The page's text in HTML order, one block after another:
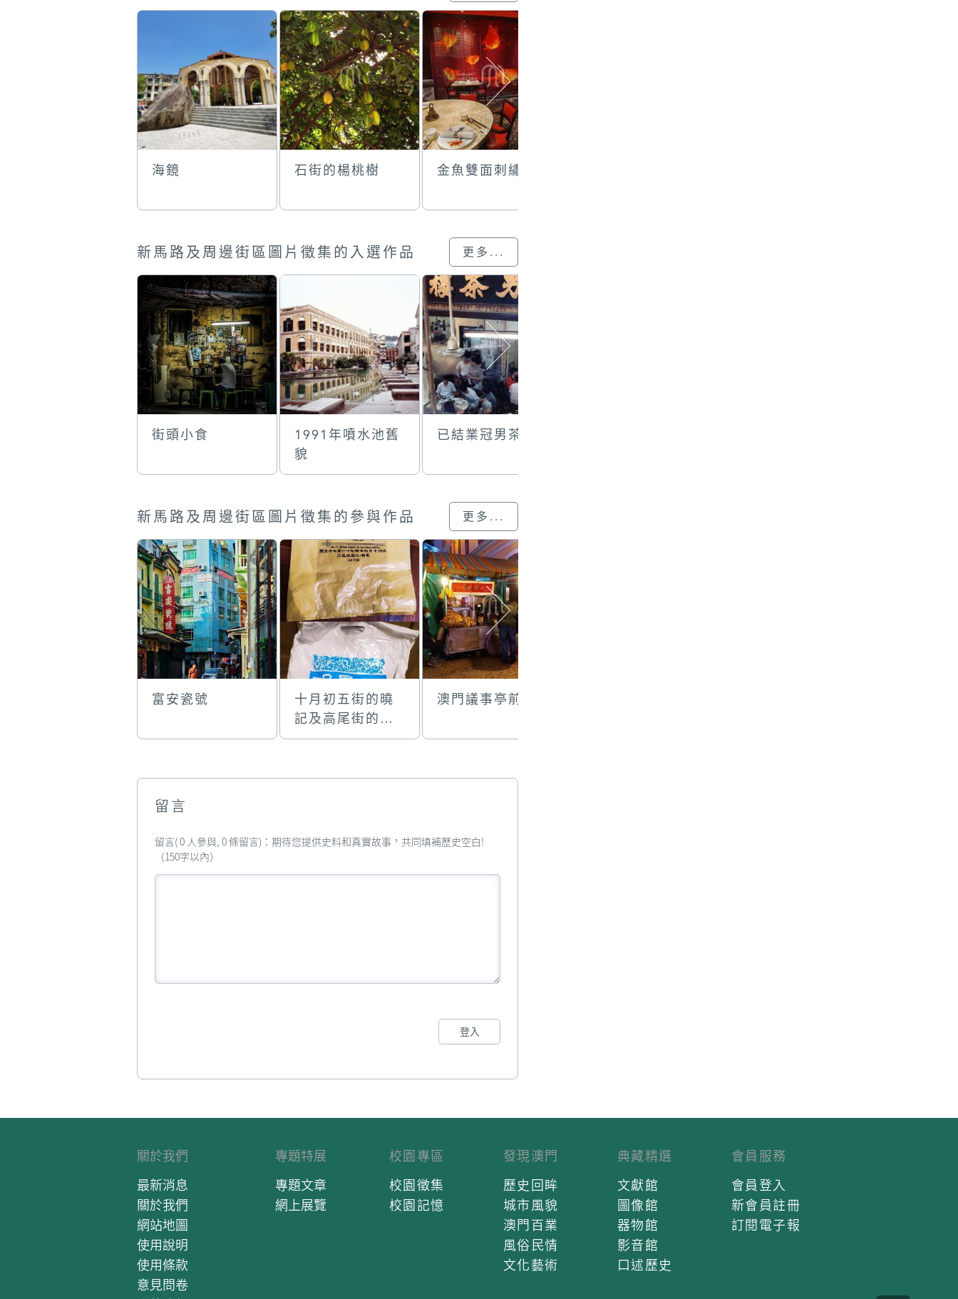
海鏡 石街的楊桃樹 金魚雙面刺繡
新馬路及周邊街區圖片徵集的入選作品 更多...
街頭小食
1991年噴水池舊
貌
已結業冠男茶樓
新馬路及周邊街區圖片徵集的參與作品 更多...
富安瓷號
十月初五街的曉
記及高尾街的明
星
澳門議事亭前地
留言
留言( 0 人參與, 0 條留言)：期待您提供史料和真實故事，共同填補歷史空白!
（150字以內）
登入
關於我們
最新消息
關於我們
網站地圖
使用說明
使用條款
意見問卷
專題特展
專題文章
網上展覽
校園專區
校園徵集
校園記憶
發現澳門
歷史回眸
城市風貌
澳門百業
風俗民情
文化藝術
典藏精選
文獻館
圖像館
器物館
影音館
口述歷史
會員服務
會員登入
新會員註冊
訂閱電子報